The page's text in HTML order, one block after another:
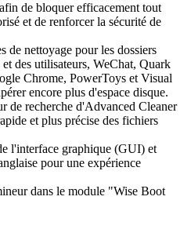
de bloquer efficacement tout
et de renforcer la sécurité de
de nettoyage pour les dossiers
des utilisateurs, WeChat, Quark
Chrome, PowerToys et Visual
encore plus d'espace disque.
de recherche d'Advanced Cleaner
et plus précise des fichiers
l'interface graphique (GUI) et
pour une expérience
dans le module "Wise Boot